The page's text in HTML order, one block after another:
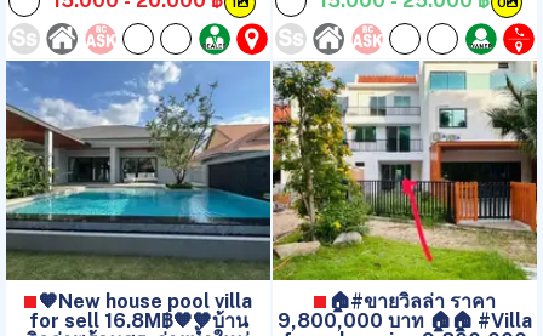
🧡New house pool villa
for sell 16.8M฿🧡🧡บ้าน
🏠#ขายวิลล่า ราคา
9,800,000 บาท 🏠🏠 #Villa